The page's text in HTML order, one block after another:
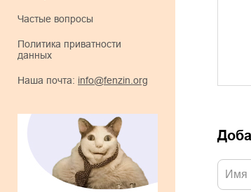
Частые вопросы
Политика приватности
данных
Наша почта: info@fenzin.org